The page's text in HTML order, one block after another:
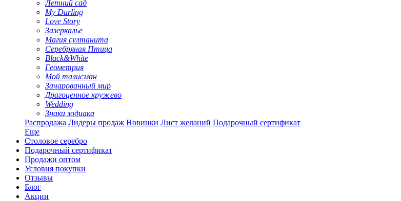
Летний сад
My Darling
Love Story
Зазеркалье
Магия султанита
Серебряная Птица
Black&White
Геометрия
Мой талисман
Зачарованный мир
Драгоценное кружево
Wedding
Знаки зодиака
Распродажа Лидеры продаж Новинки Лист желаний Подарочный сертификат
Еще
Столовое серебро
Подарочный сертификат
Продажи оптом
Условия покупки
Отзывы
Блог
Акции